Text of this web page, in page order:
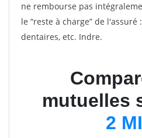
ne rembourse pas
le “reste à charge” de
dentaires, etc. Indre.